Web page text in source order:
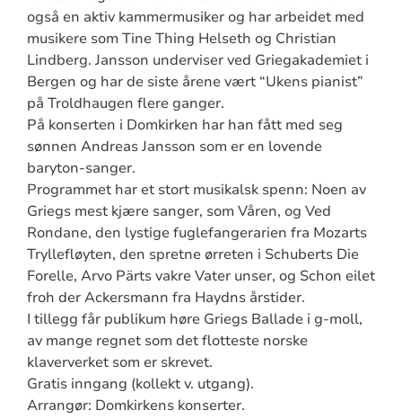
også en aktiv kammermusiker og har arbeidet med
musikere som Tine Thing Helseth og Christian
Lindberg. Jansson underviser ved Griegakademiet i
Bergen og har de siste årene vært “Ukens pianist”
på Troldhaugen flere ganger.
På konserten i Domkirken har han fått med seg
sønnen Andreas Jansson som er en lovende
baryton-sanger.
Programmet har et stort musikalsk spenn: Noen av
Griegs mest kjære sanger, som Våren, og Ved
Rondane, den lystige fuglefangerarien fra Mozarts
Tryllefløyten, den spretne ørreten i Schuberts Die
Forelle, Arvo Pärts vakre Vater unser, og Schon eilet
froh der Ackersmann fra Haydns årstider.
I tillegg får publikum høre Griegs Ballade i g-moll,
av mange regnet som det flotteste norske
klaververket som er skrevet.
Gratis inngang (kollekt v. utgang).
Arrangør: Domkirkens konserter.